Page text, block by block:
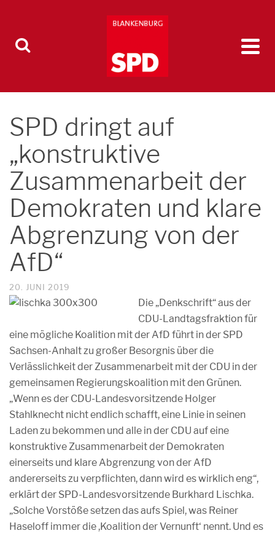
SPD dringt auf
„konstruktive
Zusammenarbeit der
Demokraten und klare
Abgrenzung von der
AfD“
20. JUNI 2019
Die „Denkschrift“ aus der
CDU-Landtagsfraktion für
eine mögliche Koalition mit der AfD führt in der SPD
Sachsen-Anhalt zu großer Besorgnis über die
Verlässlichkeit der Zusammenarbeit mit der CDU in der
gemeinsamen Regierungskoalition mit den Grünen.
„Wenn es der CDU-Landesvorsitzende Holger
Stahlknecht nicht endlich schafft, eine Linie in seinen
Laden zu bekommen und alle in der CDU auf eine
konstruktive Zusammenarbeit der Demokraten
einerseits und klare Abgrenzung von der AfD
andererseits zu verpflichten, dann wird es wirklich eng“,
erklärt der SPD-Landesvorsitzende Burkhard Lischka.
„Solche Vorstöße setzen das aufs Spiel, was Reiner
Haseloff immer die ,Koalition der Vernunft‘ nennt. Und es